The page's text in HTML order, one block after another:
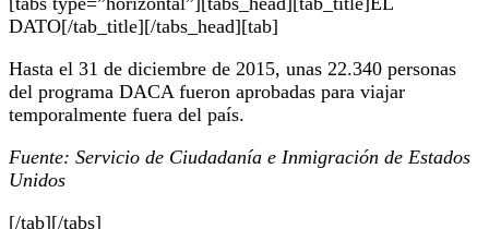
DATO[/tab_title][/tabs_head][tab]
Hasta el 31 de diciembre de 2015, unas 22.340 personas
del programa DACA fueron aprobadas para viajar
temporalmente fuera del país.
Fuente: Servicio de Ciudadanía e Inmigración de Estados
Unidos
[/tab][/tabs]